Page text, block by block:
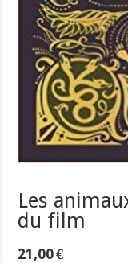
Les
du film
21,00€